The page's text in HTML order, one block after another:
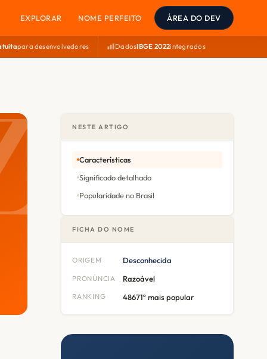
EXPLORAR NOME PERFEITO ÁREA DO DEV
para desenvolvedores DadosIBGE 2022integrados
NESTE ARTIGO
Características
Significado detalhado
Popularidade no Brasil
FICHA DO NOME
ORIGEM Desconhecida
PRONÚNCIA Razoável
RANKING 48671º mais popular